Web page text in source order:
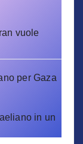
vuole
per Gaza
in un